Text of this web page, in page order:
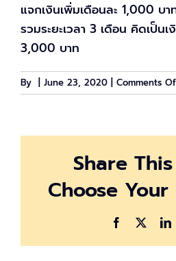
แจกเงินเพิ่มเดือนละ 1,000 บ
รวมระยะเวลา 3 เดือน คิดเป็น
3,000 บาท
By June 23, 2020 Comments
Share
Choose
Facebook